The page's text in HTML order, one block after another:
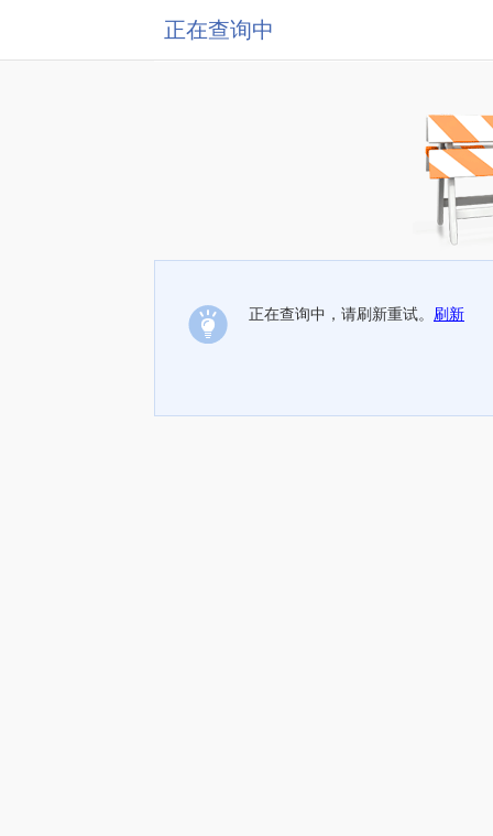
正在查询中
正在查询中，请刷新重试。 刷新